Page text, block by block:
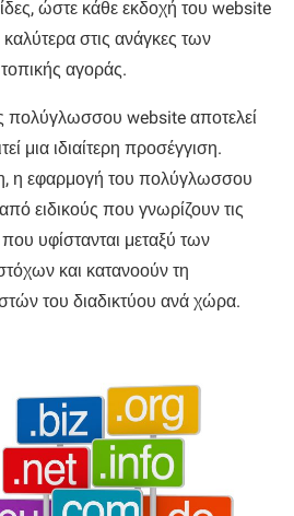
ώστε κάθε εκδοχή του website
στις ανάγκες των
αγοράς.
πολύγλωσσου website αποτελεί
μια ιδιαίτερη προσέγγιση.
η εφαρμογή του πολύγλωσσου
ειδικούς που γνωρίζουν τις
υφίστανται μεταξύ των
και κατανοούν τη
του διαδικτύου ανά χώρα.